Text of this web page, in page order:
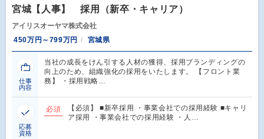
宮城【人事】 採用（新卒・キャリア）
アイリスオーヤマ株式会社
450万円～799万円
宮城県
仕事
内容
当社の成長をけん引する人材の獲得、採用ブランディングの
向上のため、組織強化の採用をいたします。 【フロント業
務】 ・採用戦略…
応募
資格
必須
【必須】 ■新卒採用 ・事業会社での採用経験 ■キャリ
ア採用 ・事業会社での採用経験 ・人…